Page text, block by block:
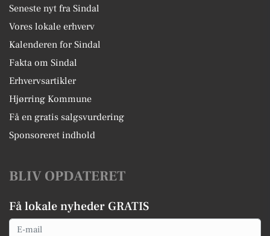
Seneste nyt fra Sindal
Vores lokale erhverv
Kalenderen for Sindal
Fakta om Sindal
Erhvervsartikler
Hjørring Kommune
Få en gratis salgsvurdering
Sponsoreret indhold
BLIV OPDATERET
Få lokale nyheder GRATIS
Email